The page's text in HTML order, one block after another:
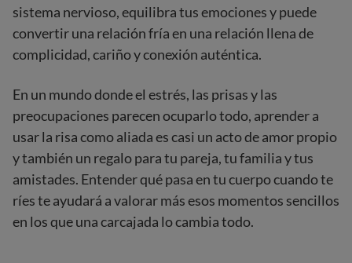
sistema nervioso, equilibra tus emociones y puede
convertir una relación fría en una relación llena de
complicidad, cariño y conexión auténtica.
En un mundo donde el estrés, las prisas y las
preocupaciones parecen ocuparlo todo, aprender a
usar la risa como aliada es casi un acto de amor propio
y también un regalo para tu pareja, tu familia y tus
amistades. Entender qué pasa en tu cuerpo cuando te
ríes te ayudará a valorar más esos momentos sencillos
en los que una carcajada lo cambia todo.